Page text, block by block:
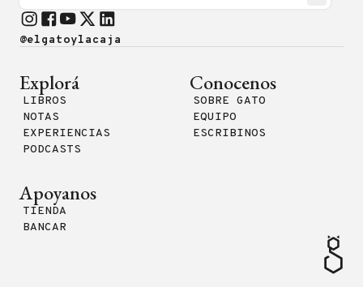
@elgatoylacaja
Explorá
LIBROS
NOTAS
EXPERIENCIAS
PODCASTS
Conocenos
SOBRE GATO
EQUIPO
ESCRIBINOS
Apoyanos
TIENDA
BANCAR